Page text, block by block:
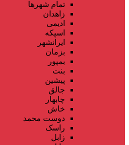
تمام شهر‌ها
زاهدان
ادیمی
اسپکه
ایرانشهر
بزمان
بمپور
بنت
پیشین
جالق
چابهار
خاش
دوست محمد
راسک
زابل